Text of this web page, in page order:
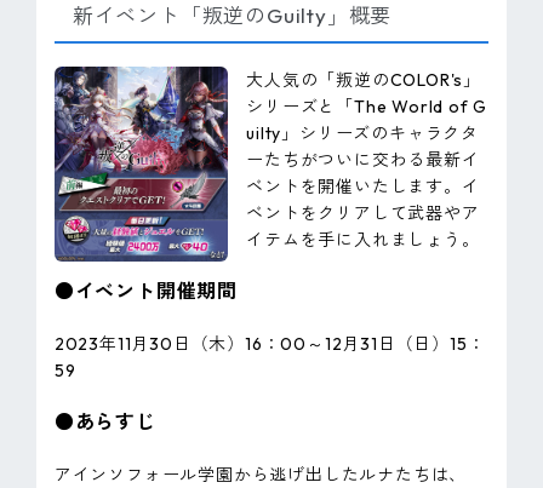
新イベント「叛逆のGuilty」概要
大人気の「叛逆のCOLOR's」
シリーズと「The World of G
uilty」シリーズのキャラクタ
ーたちがついに交わる最新イ
ベントを開催いたします。イ
ベントをクリアして武器やア
イテムを手に入れましょう。
●イベント開催期間
2023年11月30日（木）16：00～12月31日（日）15：
59
●あらすじ
アインソフォール学園から逃げ出したルナたちは、